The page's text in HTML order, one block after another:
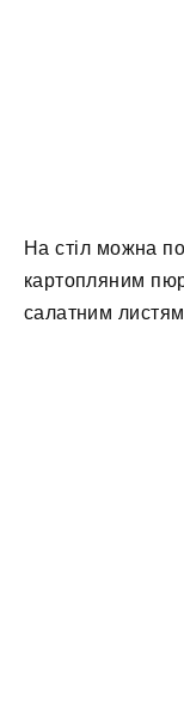
На стіл можна
картопляним
салатним